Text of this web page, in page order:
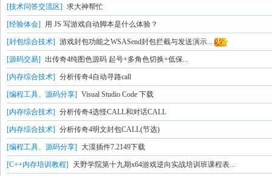
[技术问答交流区] 求大神帮忙
[经验体会] 用 JS 写游戏自动脚本是什么体验？
[封包综合技术] 游戏封包功能之WSASend封包拦截与发送演示...
[源码交易] 出传奇4纯图色源码 起号+多角色切换+低保...
[内存综合技术] 分析传奇4自动寻路call
[编程工具、源码分享] Visual Studio Code 下载
[内存综合技术] 分析传奇4选怪CALL和对话CALL
[内存综合技术] 分析传奇4明文封包CALL(节选)
[编程工具、源码分享] 大漠插件7.2149下载
[C++内存培训教程] 天野学院第十九期x64游戏逆向实战培训班课程表...